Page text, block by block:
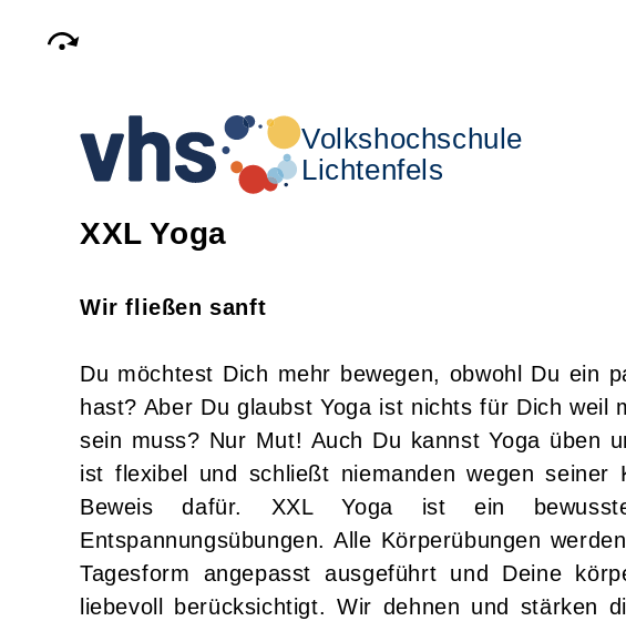
Volkshochschule
Lichtenfels
XXL Yoga
Wir fließen sanft
Du möchtest Dich mehr bewegen, obwohl Du ein
hast? Aber Du glaubst Yoga ist nichts für Dich weil
sein muss? Nur Mut! Auch Du kannst Yoga üben
ist flexibel und schließt niemanden wegen
Beweis dafür. XXL Yoga ist ein
Entspannungsübungen. Alle Körperübungen
Tagesform angepasst ausgeführt und Deine
liebevoll berücksichtigt. Wir dehnen und stärken